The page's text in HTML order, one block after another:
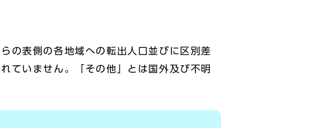
の表側の各地域への転出人口並びに区別差
ていません。「その他」とは国外及び不明